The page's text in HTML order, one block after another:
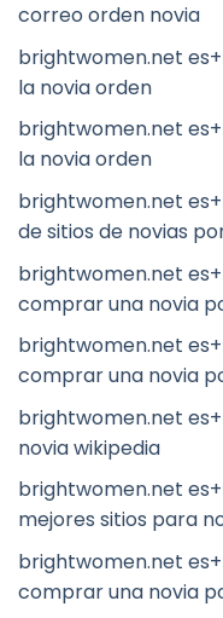
correo orden novia
brightwomen.net
la novia orden
brightwomen.net
la novia orden
brightwomen.net
de sitios de novias
brightwomen.net
comprar una novia
brightwomen.net
comprar una novia
brightwomen.net
novia wikipedia
brightwomen.net
mejores sitios para
brightwomen.net
comprar una novia